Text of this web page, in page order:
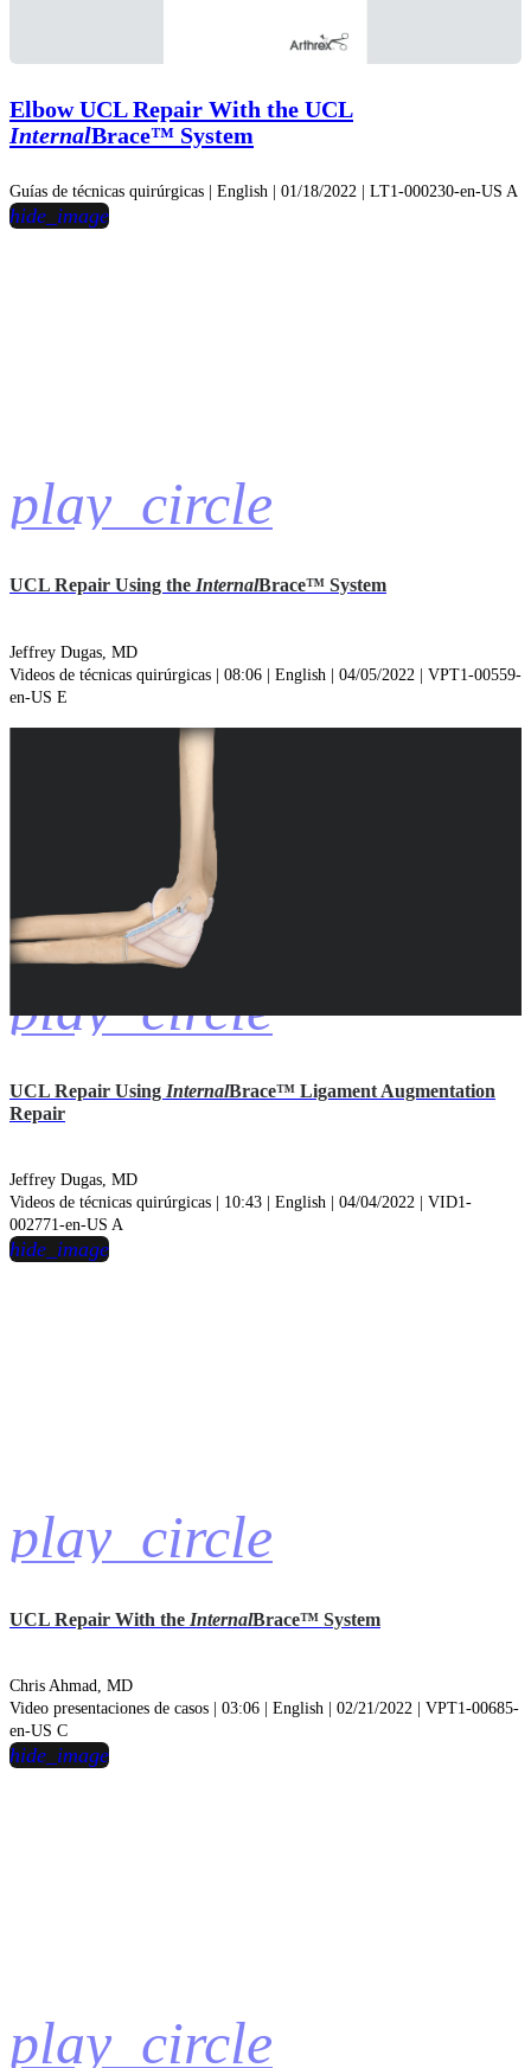
Elbow UCL Repair With the UCL
InternalBrace™ System
Guías de técnicas quirúrgicas | English | 01/18/2022 | LT1-000230-en-US A
play_circle
hide_image
UCL Repair Using the InternalBrace™ System
Jeffrey Dugas, MD
Videos de técnicas quirúrgicas | 08:06 | English | 04/05/2022 | VPT1-00559-
en-US E
play_circle
UCL Repair Using InternalBrace™ Ligament Augmentation
Repair
Jeffrey Dugas, MD
Videos de técnicas quirúrgicas | 10:43 | English | 04/04/2022 | VID1-
002771-en-US A
play_circle
hide_image
UCL Repair With the InternalBrace™ System
Chris Ahmad, MD
Video presentaciones de casos | 03:06 | English | 02/21/2022 | VPT1-00685-
en-US C
play_circle
hide_image